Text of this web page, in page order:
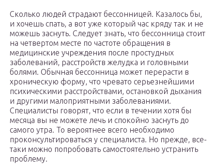
Сколько людей страдают бессонницей. Казалось бы,
и хочешь спать, а вот уже который час кряду так и не
можешь заснуть. Следует знать, что бессонница стоит
на четвертом месте по частоте обращения в
медицинские учреждения после простудных
заболеваний, расстройств желудка и головными
болями. Обычная бессонница может перерасти в
хроническую форму, что чревато серьезнейшими
психическими расстройствами, остановкой дыхания
и другими малоприятными заболеваниями.
Специалисты говорят, что если в течении хотя бы
месяца вы не можете лечь и спокойно заснуть до
самого утра. То вероятнее всего необходимо
проконсультироваться у специалиста. Но прежде, все-
таки можно попробовать самостоятельно устранить
проблему.